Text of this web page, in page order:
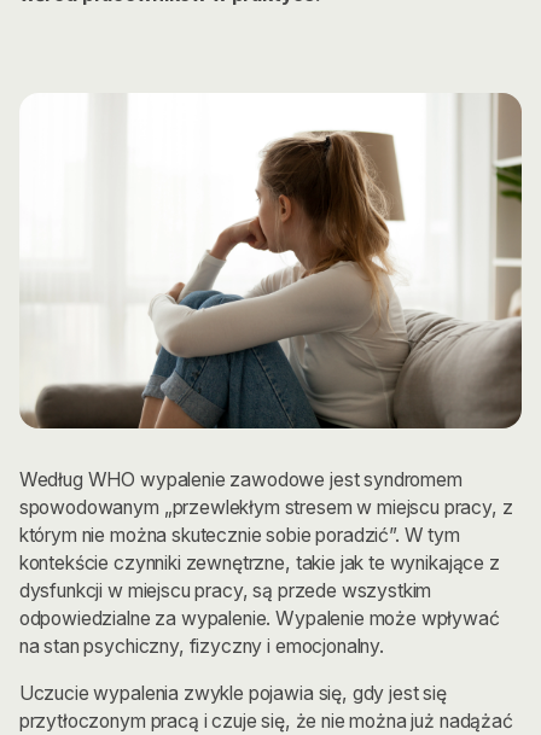
Według WHO wypalenie zawodowe jest syndromem
spowodowanym „przewlekłym stresem w miejscu pracy, z
którym nie można skutecznie sobie poradzić”. W tym
kontekście czynniki zewnętrzne, takie jak te wynikające z
dysfunkcji w miejscu pracy, są przede wszystkim
odpowiedzialne za wypalenie. Wypalenie może wpływać
na stan psychiczny, fizyczny i emocjonalny.
Uczucie wypalenia zwykle pojawia się, gdy jest się
przytłoczonym pracą i czuje się, że nie można już nadążać